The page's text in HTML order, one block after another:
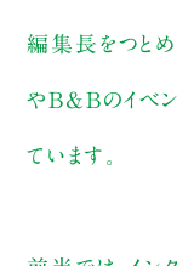
編集長をつと
やB&Bのイベン
ています。